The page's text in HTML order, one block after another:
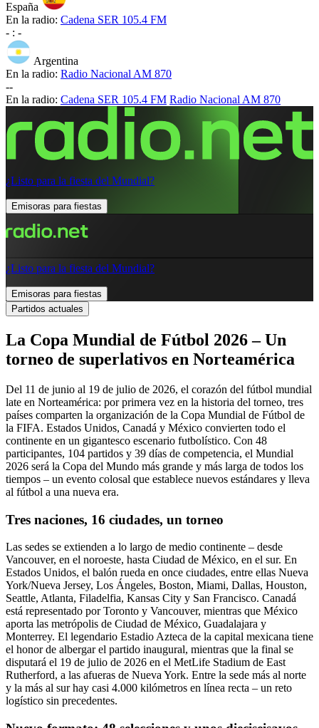
España
En la radio: Cadena SER 105.4 FM
- : -
Argentina
En la radio: Radio Nacional AM 870
--
En la radio: Cadena SER 105.4 FM Radio Nacional AM 870
¿Listo para la fiesta del Mundial?
Emisoras para fiestas
¿Listo para la fiesta del Mundial?
Emisoras para fiestas
Partidos actuales
La Copa Mundial de Fútbol 2026 – Un
torneo de superlativos en Norteamérica
Del 11 de junio al 19 de julio de 2026, el corazón del fútbol mundial
late en Norteamérica: por primera vez en la historia del torneo, tres
países comparten la organización de la Copa Mundial de Fútbol de
la FIFA. Estados Unidos, Canadá y México convierten todo el
continente en un gigantesco escenario futbolístico. Con 48
participantes, 104 partidos y 39 días de competencia, el Mundial
2026 será la Copa del Mundo más grande y más larga de todos los
tiempos – un evento colosal que establece nuevos estándares y lleva
al fútbol a una nueva era.
Tres naciones, 16 ciudades, un torneo
Las sedes se extienden a lo largo de medio continente – desde
Vancouver, en el noroeste, hasta Ciudad de México, en el sur. En
Estados Unidos, el balón rueda en once ciudades, entre ellas Nueva
York/Nueva Jersey, Los Ángeles, Boston, Miami, Dallas, Houston,
Seattle, Atlanta, Filadelfia, Kansas City y San Francisco. Canadá
está representado por Toronto y Vancouver, mientras que México
aporta las metrópolis de Ciudad de México, Guadalajara y
Monterrey. El legendario Estadio Azteca de la capital mexicana tiene
el honor de albergar el partido inaugural, mientras que la final se
disputará el 19 de julio de 2026 en el MetLife Stadium de East
Rutherford, a las afueras de Nueva York. Entre la sede más al norte
y la más al sur hay casi 4.000 kilómetros en línea recta – un reto
logístico sin precedentes.